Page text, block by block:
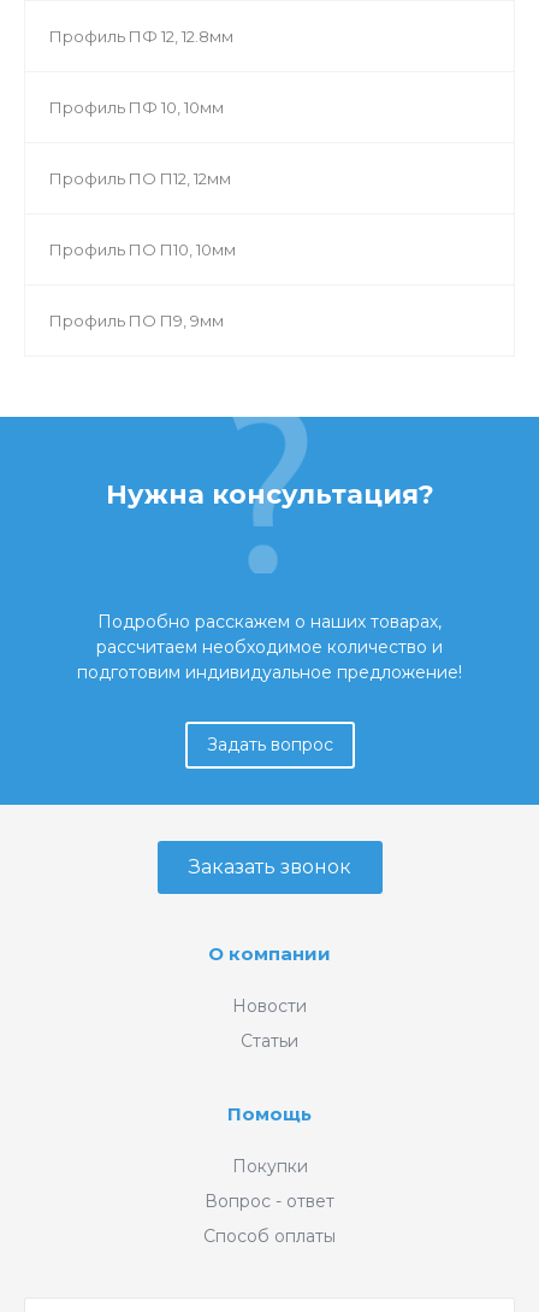
Профиль ПФ 12, 12.8мм
Профиль ПФ 10, 10мм
Профиль ПО П12, 12мм
Профиль ПО П10, 10мм
Профиль ПО П9, 9мм
Нужна консультация?
Подробно расскажем о наших товарах,
рассчитаем необходимое количество и
подготовим индивидуальное предложение!
Задать вопрос
Заказать звонок
О компании
Новости
Статьи
Помощь
Покупки
Вопрос - ответ
Способ оплаты